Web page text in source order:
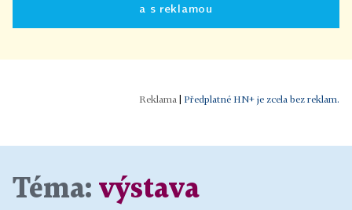
a s reklamou
Předplatné HN+ je zcela bez reklam.
Téma: výstava